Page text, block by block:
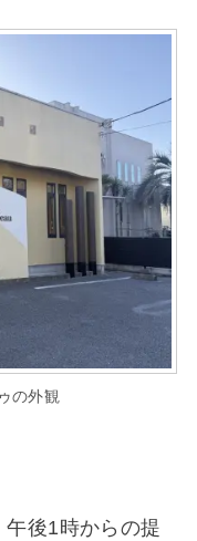
の外観
後1時からの提